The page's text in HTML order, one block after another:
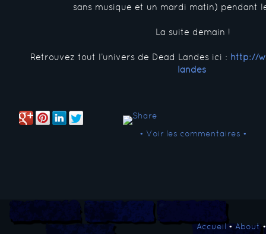
sans musique et un mardi matin) pendant
La suite demain !
Retrouvez tout l’univers de Dead Landes ici : http://
landes
• Voir les commentaires •
Accueil• About